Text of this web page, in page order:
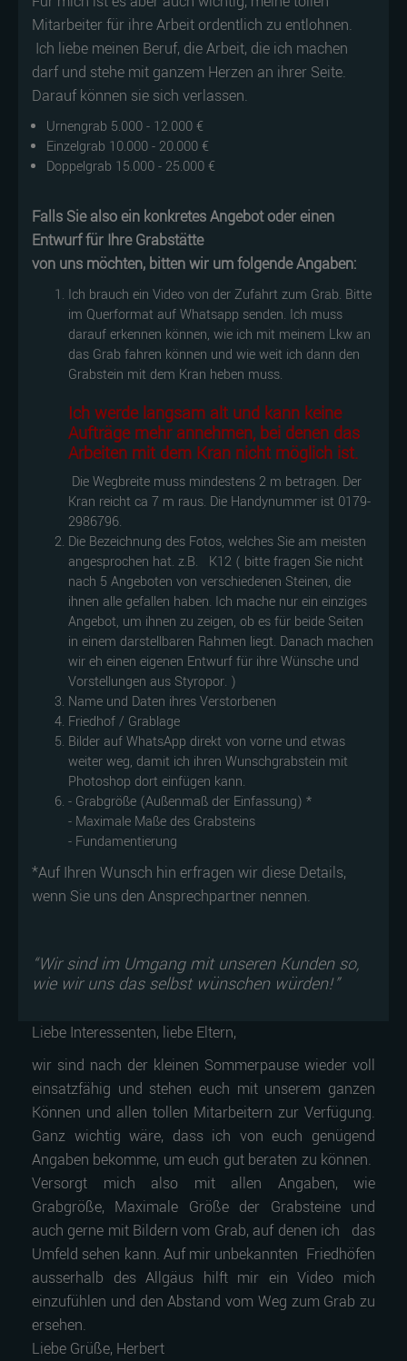
Mitarbeiter für ihre Arbeit ordentlich zu entlohnen.
Ich liebe meinen Beruf, die Arbeit, die ich machen
darf und stehe mit ganzem Herzen an ihrer Seite.
Darauf können sie sich verlassen.
Urnengrab 5.000 - 12.000 €
Einzelgrab 10.000 - 20.000 €
Doppelgrab 15.000 - 25.000 €
Falls Sie also ein konkretes Angebot oder einen
Entwurf für Ihre Grabstätte
von uns möchten, bitten wir um folgende Angaben:
Ich brauch ein Video von der Zufahrt zum Grab. Bitte
im Querformat auf Whatsapp senden. Ich muss
darauf erkennen können, wie ich mit meinem Lkw an
das Grab fahren können und wie weit ich dann den
Grabstein mit dem Kran heben muss.
Ich werde langsam alt und kann keine
Aufträge mehr annehmen, bei denen das
Arbeiten mit dem Kran nicht möglich ist.
Die Wegbreite muss mindestens 2 m betragen. Der
Kran reicht ca 7 m raus. Die Handynummer ist 0179-
2986796.
Die Bezeichnung des Fotos, welches Sie am meisten
angesprochen hat. z.B. K12 ( bitte fragen Sie nicht
nach 5 Angeboten von verschiedenen Steinen, die
ihnen alle gefallen haben. Ich mache nur ein einziges
Angebot, um ihnen zu zeigen, ob es für beide Seiten
in einem darstellbaren Rahmen liegt. Danach machen
wir eh einen eigenen Entwurf für ihre Wünsche und
Vorstellungen aus Styropor. )
Name und Daten ihres Verstorbenen
Friedhof / Grablage
Bilder auf WhatsApp direkt von vorne und etwas
weiter weg, damit ich ihren Wunschgrabstein mit
Photoshop dort einfügen kann.
- Grabgröße (Außenmaß der Einfassung) *
- Maximale Maße des Grabsteins
- Fundamentierung
*Auf Ihren Wunsch hin erfragen wir diese Details,
wenn Sie uns den Ansprechpartner nennen.
“Wir sind im Umgang mit unseren Kunden so,
wie wir uns das selbst wünschen würden!”
Liebe Interessenten, liebe Eltern,
wir sind nach der kleinen Sommerpause wieder voll
einsatzfähig und stehen euch mit unserem ganzen
Können und allen tollen Mitarbeitern zur Verfügung.
Ganz wichtig wäre, dass ich von euch genügend
Angaben bekomme, um euch gut beraten zu können.
Versorgt mich also mit allen Angaben, wie
Grabgröße, Maximale Größe der Grabsteine und
auch gerne mit Bildern vom Grab, auf denen ich das
Umfeld sehen kann. Auf mir unbekannten Friedhöfen
ausserhalb des Allgäus hilft mir ein Video mich
einzufühlen und den Abstand vom Weg zum Grab zu
ersehen.
Liebe Grüße, Herbert